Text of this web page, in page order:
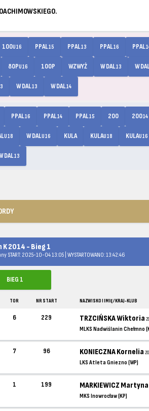
100U16 PPAL15 PPAL13 PPAL16 PPAL
80PU16 100P WZWYŻ W DAL13 W
W DAL13 W DAL14
PPAL16 PPAL14 PPAL15 200 20014
U18 W DALU16 KULA KULAU18 KULAU16
DAL13
K 2014 - Bieg 1
START: 2025-10-04 13:05 | WYSTARTOWANO: 13:42:46
BIEG 1
TOR NR START NAZWISKO I IMIĘ / KRAJ-KLUB
6 229 TRZCIŃSKA Wiktoria
MLKS Nadwiślanin Chełmno
7 96 KONIECZNA Kornelia
LKS Atleta Gniezno (WP)
1 199 MARKIEWICZ
MKS Inowrocław (KP)